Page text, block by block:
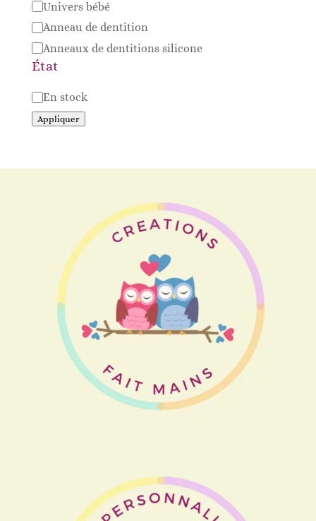
Catégorie
Univers bébé
Anneau de dentition
Anneaux de dentitions silicone
État
Disponibilité
En stock
Appliquer